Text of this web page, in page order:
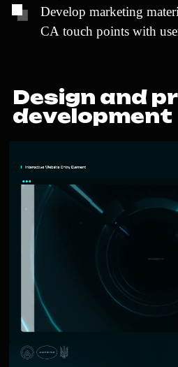
Develop marketing mater
CA touch points with use
Design and pr
development